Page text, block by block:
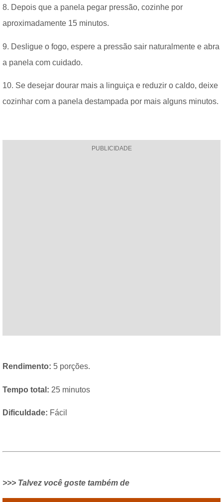
8. Depois que a panela pegar pressão, cozinhe por
aproximadamente 15 minutos.
9. Desligue o fogo, espere a pressão sair naturalmente e abra
a panela com cuidado.
10. Se desejar dourar mais a linguiça e reduzir o caldo, deixe
cozinhar com a panela destampada por mais alguns minutos.
PUBLICIDADE
Rendimento: 5 porções.
Tempo total: 25 minutos
Dificuldade: Fácil
>>> Talvez você goste também de